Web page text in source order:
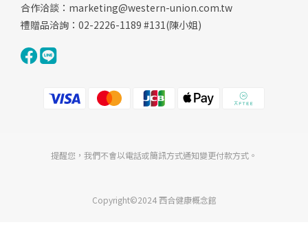
合作洽談： marketing@western-union.com.tw
禮贈品洽詢：02-2226-1189 #131(陳小姐)
提醒您，我們不會以電話或簡訊方式通知變更付款方式。
Copyright©2024 西合健康概念館